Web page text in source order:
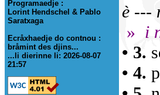
Programaedje :
Lorint Hendschel & Pablo
Saratxaga
Ecråxhaedje do contnou :
bråmint des djins...
...li dierinne li: 2026-08-07
21:57
è ---
» i
• 3.
• 4.